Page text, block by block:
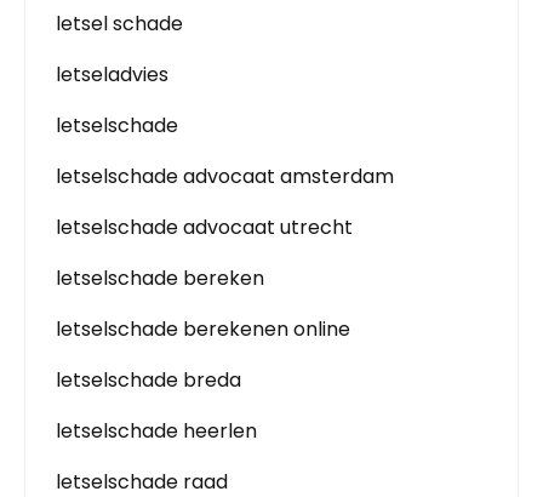
letsel schade
letseladvies
letselschade
letselschade advocaat amsterdam
letselschade advocaat utrecht
letselschade bereken
letselschade berekenen online
letselschade breda
letselschade heerlen
letselschade raad